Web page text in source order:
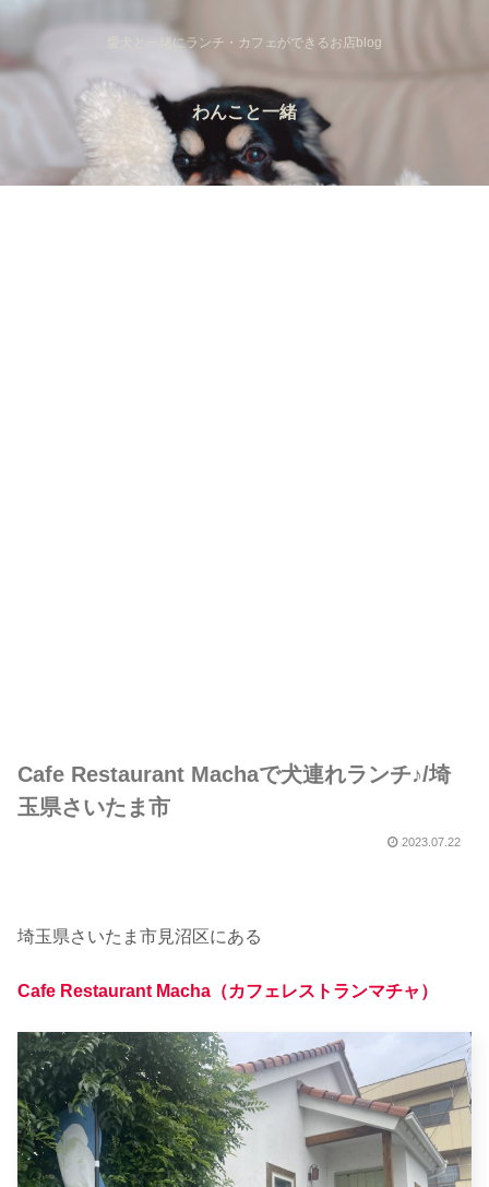
愛犬と一緒にランチ・カフェができるお店blog
わんこと一緒
Cafe Restaurant Machaで犬連れランチ♪/埼
玉県さいたま市
2023.07.22
埼玉県さいたま市見沼区にある
Cafe Restaurant Macha（カフェレストランマチャ）